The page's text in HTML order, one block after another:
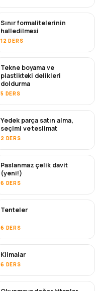
Sınır formalitelerinin
halledilmesi
12 DERS
YAKINDA
Tekne boyama ve
plastikteki delikleri
doldurma
5 DERS
YAKINDA
Yedek parça satın alma,
seçimi ve teslimat
2 DERS
Paslanmaz çelik davit
(yeni!)
6 DERS
Tenteler
6 DERS
YAKINDA
Klimalar
6 DERS